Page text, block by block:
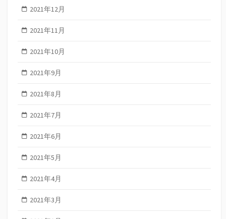
2021年12月
2021年11月
2021年10月
2021年9月
2021年8月
2021年7月
2021年6月
2021年5月
2021年4月
2021年3月